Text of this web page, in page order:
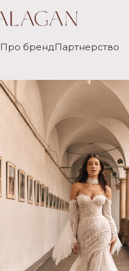
Про брендПартнерство